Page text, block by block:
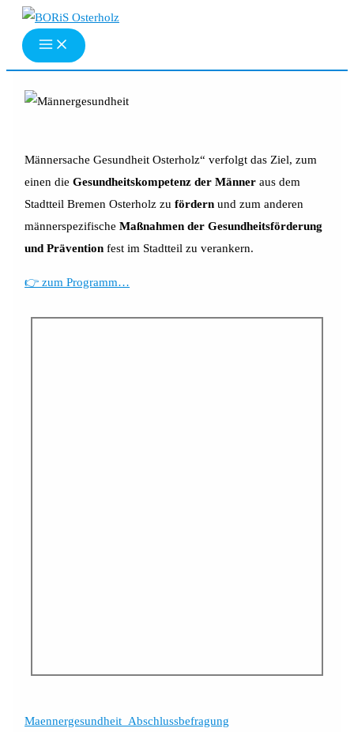
Zum
Inhalt
springen
Männersache Gesundheit Osterholz“ verfolgt das Ziel, zum
einen dieGesundheitskompetenz der Männer aus dem
Stadtteil Bremen Osterholz zufördernund zum anderen
männerspezifischeMaßnahmen der Gesundheitsförderung
und Prävention fest im Stadtteil zu verankern.
👉 zum Programm…
Maennergesundheit_Abschlussbefragung